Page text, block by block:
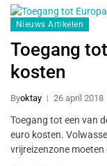
Nieuws Artikelen
Toegang
kosten
Byoktay 26 april 2018
Toegang tot een van
euro kosten.
vrijreizenzone moeten